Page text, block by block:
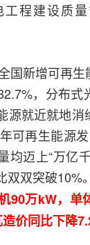
程建设质
国新增可再
，分布式
源就近就地消
可再生能源
均迈上“万亿
双突破10%
90万kW，单
价同比下降